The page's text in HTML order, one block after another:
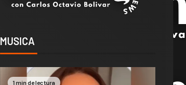
MUSICA
1 min de lectura 2